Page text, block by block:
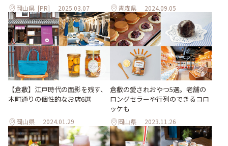
岡山県 [PR] 2025.03.07 青森県 2024.09.05
【倉敷】江戸時代の面影を残す、
本町通りの個性的なお店6選
岡山県 2024.01.29
倉敷の愛されおやつ5選。老舗の
ロングセラーや行列のできるコロ
ッケも
岡山県 2023.11.26